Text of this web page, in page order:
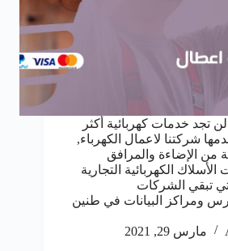
تجد خدمات كهربائية أكثر
شركتنا لاعمال الكهرباء,
من الإضاءة والمرافق
الأسلاك الكهربائية التجارية
تبقي الشركات
ومراكز البيانات في طنين
مارس 29, 2021